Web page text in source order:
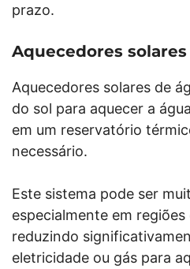
prazo.
Aquecedores
Aquecedores solares de
do sol para aquecer a
em um reservatório
necessário.
Este sistema pode ser
especialmente em regiões
reduzindo
eletricidade ou gás para